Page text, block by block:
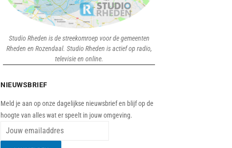
Studio Rheden is de streekomroep voor de gemeenten
Rheden en Rozendaal. Studio Rheden is actief op radio,
televisie en online.
NIEUWSBRIEF
Meld je aan op onze dagelijkse nieuwsbrief en blijf op de
hoogte van alles wat er speelt in jouw omgeving.